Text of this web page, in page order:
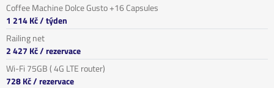
Coffee Machine Dolce Gusto +16 Capsules
1 214 Kč/ týden
Railing net
2 427 Kč/ rezervace
Wi-Fi 75GB ( 4G LTE router)
728 Kč/ rezervace